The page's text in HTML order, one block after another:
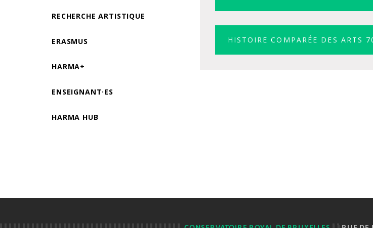
RECHERCHE ARTISTIQUE
ERASMUS
HARMA+
ENSEIGNANT·ES
HARMA HUB
HISTOIRE COMPARÉE DES ARTS